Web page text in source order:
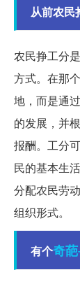
从前农民
农民挣工分
方式。在那
地，而是通
的发展，并
报酬。工分
民的基本生
分配农民劳
组织形式。
有个奇葩